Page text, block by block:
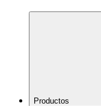
Productos